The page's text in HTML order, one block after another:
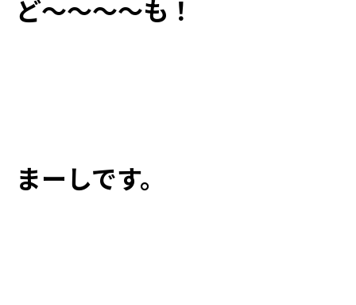
ど〜〜〜〜も！
まーしです。